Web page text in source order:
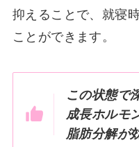
抑えることで、就寝
ことができます。
この状態で
成長ホルモ
脂肪分解が